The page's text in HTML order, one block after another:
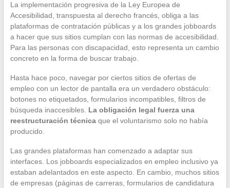
La implementación progresiva de la Ley Europea de
Accesibilidad, transpuesta al derecho francés, obliga a las
plataformas de contratación públicas y a los grandes jobboards
a hacer que sus sitios cumplan con las normas de accesibilidad.
Para las personas con discapacidad, esto representa un cambio
concreto en la forma de buscar trabajo.
Hasta hace poco, navegar por ciertos sitios de ofertas de
empleo con un lector de pantalla era un verdadero obstáculo:
botones no etiquetados, formularios incompatibles, filtros de
búsqueda inaccesibles. La obligación legal fuerza una
reestructuración técnicaque el voluntarismo solo no había
producido.
Las grandes plataformas han comenzado a adaptar sus
interfaces. Los jobboards especializados en empleo inclusivo ya
estaban adelantados en este aspecto. En cambio, muchos sitios
de empresas (páginas de carreras, formularios de candidatura